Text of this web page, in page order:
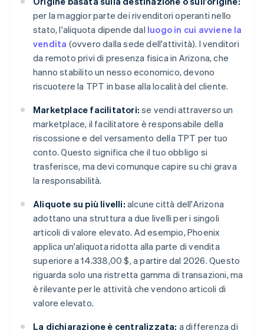
per la maggior parte dei rivenditori operanti nello
stato, l'aliquota dipende dal luogo in cui avviene la
vendita (ovvero dalla sede dell'attività). I venditori
da remoto privi di presenza fisica in Arizona, che
hanno stabilito un nesso economico, devono
riscuotere la TPT in base alla località del cliente.
Marketplace facilitatori: se vendi attraverso un
marketplace, il facilitatore è responsabile della
riscossione e del versamento della TPT per tuo
conto. Questo significa che il tuo obbligo si
trasferisce, ma devi comunque capire su chi grava
la responsabilità.
Aliquote su più livelli: alcune città dell'Arizona
adottano una struttura a due livelli per i singoli
articoli di valore elevato. Ad esempio, Phoenix
applica un'aliquota ridotta alla parte di vendita
superiore a 14.338,00 $, a partire dal 2026. Questo
riguarda solo una ristretta gamma di transazioni, ma
è rilevante per le attività che vendono articoli di
valore elevato.
La dichiarazione è centralizzata: a differenza di